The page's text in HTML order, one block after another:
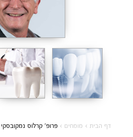
דף הבית › מומחים › פרופ׳ קרלוס נמקובסקי